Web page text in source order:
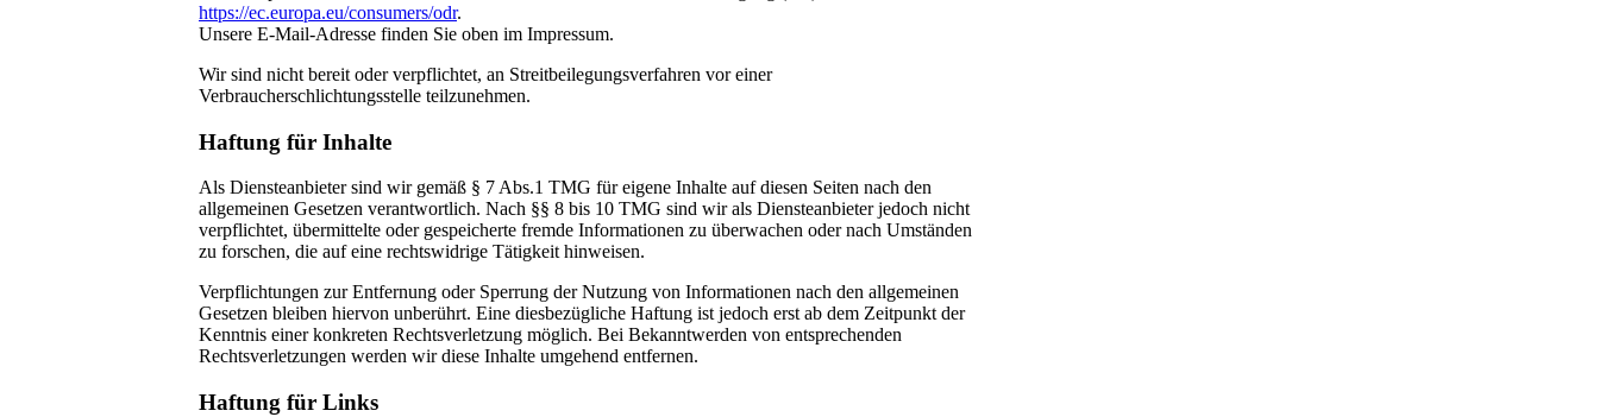
https://ec.europa.eu/consumers/odr.
Unsere E-Mail-Adresse finden Sie oben im Impressum.
Wir sind nicht bereit oder verpflichtet, an Streitbeilegungsverfahren vor einer
Verbraucherschlichtungsstelle teilzunehmen.
Haftung für Inhalte
Als Diensteanbieter sind wir gemäß § 7 Abs.1 TMG für eigene Inhalte auf diesen Seiten nach den
allgemeinen Gesetzen verantwortlich. Nach §§ 8 bis 10 TMG sind wir als Diensteanbieter jedoch nicht
verpflichtet, übermittelte oder gespeicherte fremde Informationen zu überwachen oder nach Umständen
zu forschen, die auf eine rechtswidrige Tätigkeit hinweisen.
Verpflichtungen zur Entfernung oder Sperrung der Nutzung von Informationen nach den allgemeinen
Gesetzen bleiben hiervon unberührt. Eine diesbezügliche Haftung ist jedoch erst ab dem Zeitpunkt der
Kenntnis einer konkreten Rechtsverletzung möglich. Bei Bekanntwerden von entsprechenden
Rechtsverletzungen werden wir diese Inhalte umgehend entfernen.
Haftung für Links